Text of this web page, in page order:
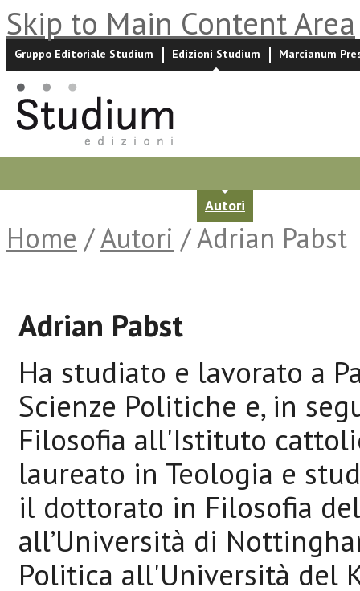
Skip to Main Content Area
Gruppo Editoriale Studium Edizioni Studium Marcianum
Autori
Home /Autori / Adrian Pabst
Adrian Pabst
Ha studiato e lavorato a
Scienze Politiche e, in
Filosofia all'Istituto
laureato in Teologia e
il dottorato in Filosofia
all’Università di
Politica all'Università del